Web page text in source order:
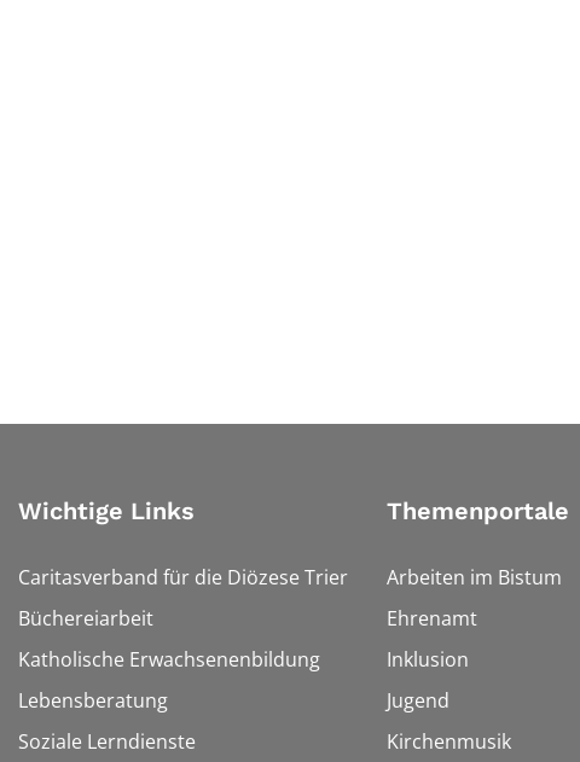
Wichtige Links
Caritasverband für die Diözese Trier
Büchereiarbeit
Katholische Erwachsenenbildung
Lebensberatung
Soziale Lerndienste
Themenportale
Arbeiten im Bistum
Ehrenamt
Inklusion
Jugend
Kirchenmusik